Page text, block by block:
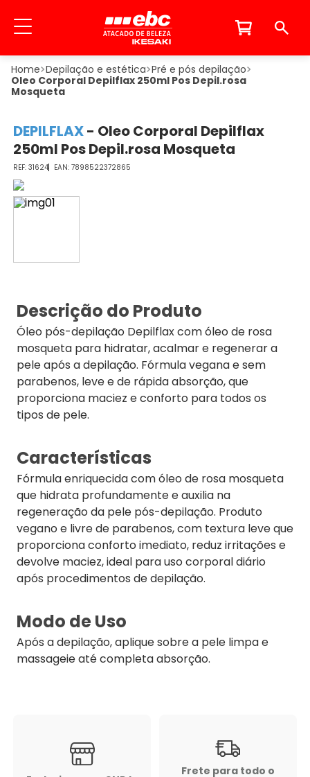
Depilação e estética Pré e pós depilação
Oleo Corporal Depilflax 250ml Pos Depil.rosa
Mosqueta
DEPILFLAX- Oleo Corporal Depilflax
250ml Pos Depil.rosa Mosqueta
31624 7898522372865
Descrição do Produto
Óleo pós-depilação Depilflax com óleo de rosa
mosqueta para hidratar, acalmar e regenerar a
pele após a depilação. Fórmula vegana e sem
parabenos, leve e de rápida absorção, que
proporciona maciez e conforto para todos os
tipos de pele.
Características
Fórmula enriquecida com óleo de rosa mosqueta
que hidrata profundamente e auxilia na
regeneração da pele pós-depilação. Produto
vegano e livre de parabenos, com textura leve que
proporciona conforto imediato, reduz irritações e
devolve maciez, ideal para uso corporal diário
após procedimentos de depilação.
Modo de Uso
Após a depilação, aplique sobre a pele limpa e
massageie até completa absorção.
Frete para todo o